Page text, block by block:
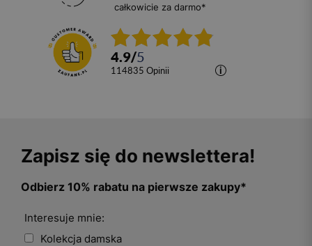
całkowicie za darmo*
4.9/5
114835 opinii
Zapisz się do newslettera!
Odbierz 10% rabatu na pierwsze zakupy*
Interesuje mnie:
Kolekcja damska